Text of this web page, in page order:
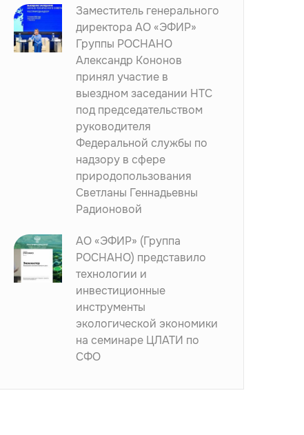
Заместитель генерального
директора АО «ЭФИР»
Группы РОСНАНО
Александр Кононов
принял участие в
выездном заседании НТС
под председательством
руководителя
Федеральной службы по
надзору в сфере
природопользования
Светланы Геннадьевны
Радионовой
АО «ЭФИР» (Группа
РОСНАНО) представило
технологии и
инвестиционные
инструменты
экологической экономики
на семинаре ЦЛАТИ по
СФО